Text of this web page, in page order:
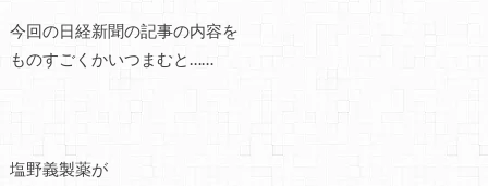
今回の日経新聞の記事の内容を
ものすごくかいつまむと……
塩野義製薬が